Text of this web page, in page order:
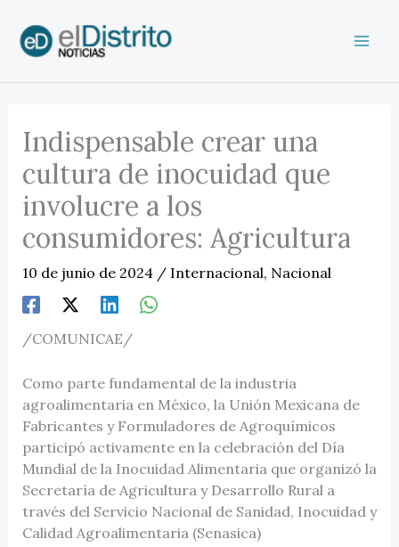
contenido
Indispensable crear una
cultura de inocuidad que
involucre a los
consumidores: Agricultura
10 de junio de 2024 / Internacional, Nacional
/COMUNICAE/
Como parte fundamental de la industria
agroalimentaria en México, la Unión Mexicana de
Fabricantes y Formuladores de Agroquímicos
participó activamente en la celebración del Día
Mundial de la Inocuidad Alimentaria que organizó la
Secretaría de Agricultura y Desarrollo Rural a
través del Servicio Nacional de Sanidad, Inocuidad y
Calidad Agroalimentaria (Senasica)